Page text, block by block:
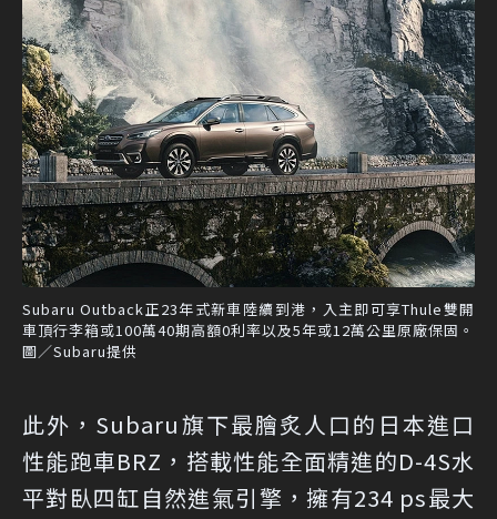
Subaru Outback正23年式新車陸續到港，入主即可享Thule雙開
車頂行李箱或100萬40期高額0利率以及5年或12萬公里原廠保固。
圖／Subaru提供
此外，Subaru旗下最膾炙人口的日本進口
性能跑車BRZ，搭載性能全面精進的D-4S水
平對臥四缸自然進氣引擎，擁有234 ps最大